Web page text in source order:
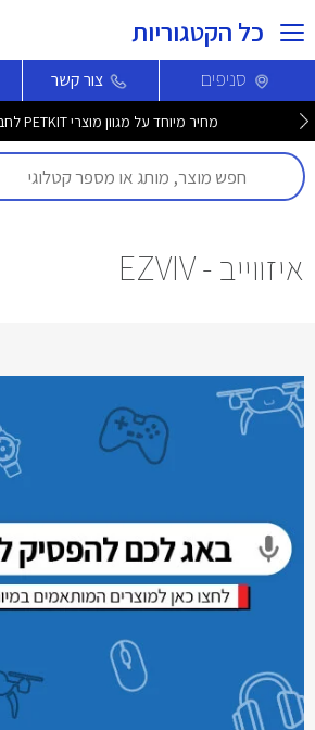
כל הקטגוריות
סניפים צור קשר
מחיר מיוחד על מגוון מוצרי PETKIT לחברי מועדון >>
איזווייב - EZVIV